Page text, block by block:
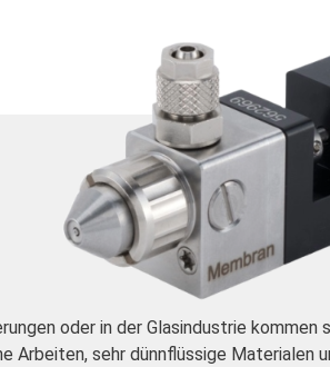
oder in der Glasindustrie kommen
Arbeiten, sehr dünnflüssige